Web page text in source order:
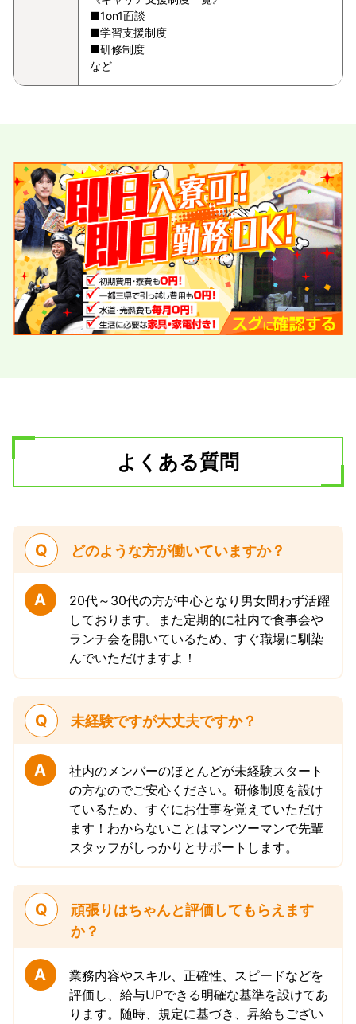
■1on1面談
■学習支援制度
■研修制度
など
よくある質問
Q どのような方が働いていますか？
A
20代～30代の方が中心となり男女問わず活躍
しております。また定期的に社内で食事会や
ランチ会を開いているため、すぐ職場に馴染
んでいただけますよ！
Q 未経験ですが大丈夫ですか？
A
社内のメンバーのほとんどが未経験スタート
の方なのでご安心ください。研修制度を設け
ているため、すぐにお仕事を覚えていただけ
ます！わからないことはマンツーマンで先輩
スタッフがしっかりとサポートします。
Q
頑張りはちゃんと評価してもらえます
か？
A
業務内容やスキル、正確性、スピードなどを
評価し、給与UPできる明確な基準を設けてあ
ります。随時、規定に基づき、昇給もござい